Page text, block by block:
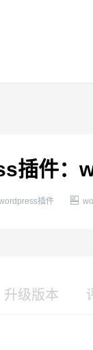
插件：
插件 
升级版本